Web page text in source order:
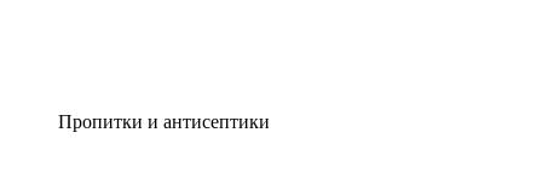
Пропитки и антисептики